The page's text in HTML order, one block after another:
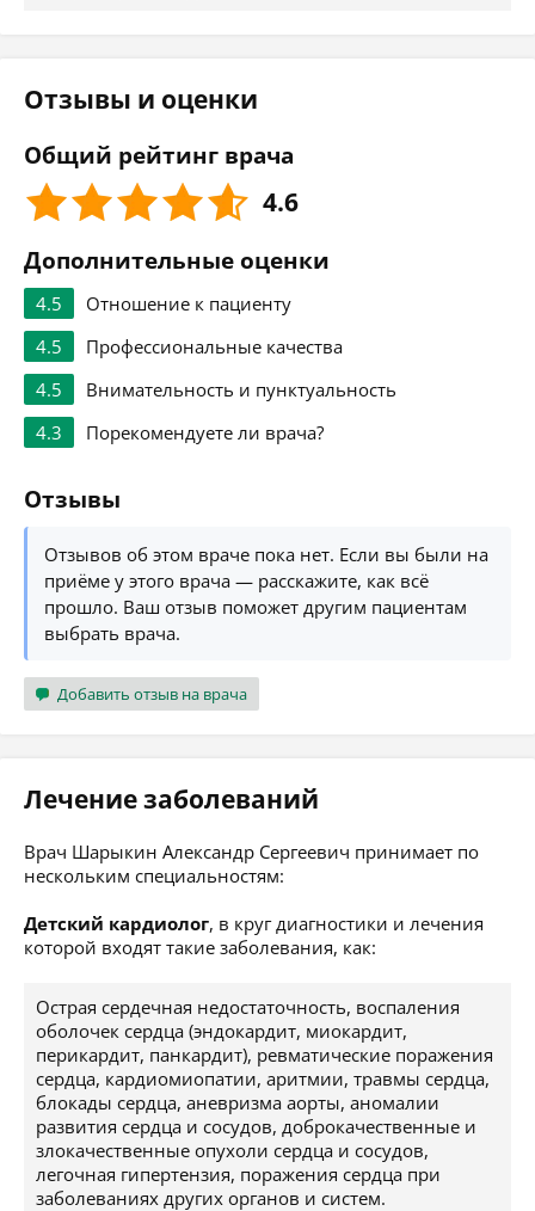
Отзывы и оценки
Общий рейтинг врача
4.6
Дополнительные оценки
4.5
Отношение к пациенту
4.5
Профессиональные качества
4.5
Внимательность и пунктуальность
4.3
Порекомендуете ли врача?
Отзывы
Отзывов об этом враче пока нет. Если вы были на
приёме у этого врача — расскажите, как всё
прошло. Ваш отзыв поможет другим пациентам
выбрать врача.
Добавить отзыв на врача
Лечение заболеваний
Врач Шарыкин Александр Сергеевич принимает по
нескольким специальностям:
Детский кардиолог, в круг диагностики и лечения
которой входят такие заболевания, как:
Острая сердечная недостаточность, воспаления
оболочек сердца (эндокардит, миокардит,
перикардит, панкардит), ревматические поражения
сердца, кардиомиопатии, аритмии, травмы сердца,
блокады сердца, аневризма аорты, аномалии
развития сердца и сосудов, доброкачественные и
злокачественные опухоли сердца и сосудов,
легочная гипертензия, поражения сердца при
заболеваниях других органов и систем.